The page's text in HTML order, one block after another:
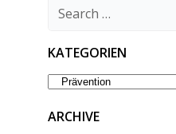
Search
KATEGORIEN
KATEGORIEN
ARCHIVE